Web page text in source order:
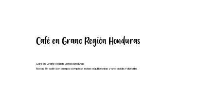
Café en Grano Región Honduras
Café en Grano Región Blend Honduras​
Notas: Un café con cuerpo completo, notas equilibradas y una acidez vibrante.